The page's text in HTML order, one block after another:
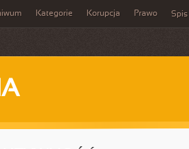
Kategorie Korupcja Prawo Spis